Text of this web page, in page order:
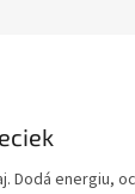
Dodá energiu,